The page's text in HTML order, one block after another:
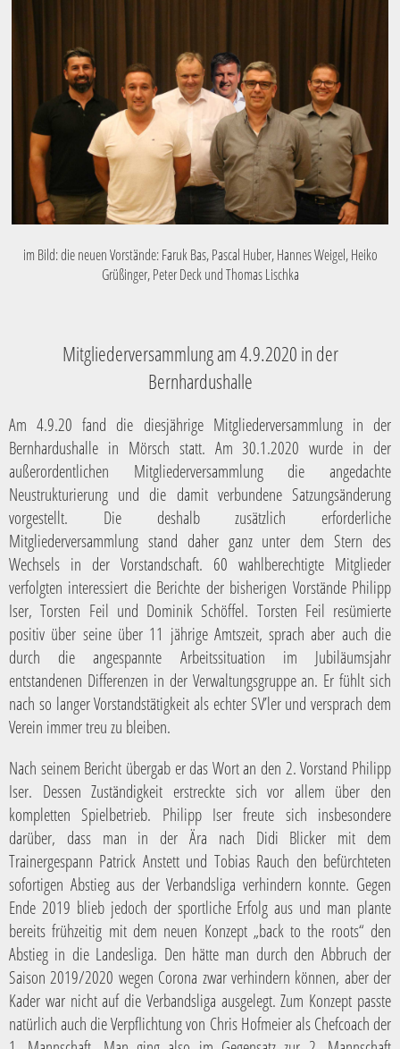
im Bild: die neuen Vorstände: Faruk Bas, Pascal Huber, Hannes Weigel, Heiko
Grüßinger, Peter Deck und Thomas Lischka
Mitgliederversammlung am 4.9.2020 in der
Bernhardushalle
Am 4.9.20 fand die diesjährige Mitgliederversammlung in der
Bernhardushalle in Mörsch statt. Am 30.1.2020 wurde in der
außerordentlichen Mitgliederversammlung die angedachte
Neustrukturierung und die damit verbundene Satzungsänderung
vorgestellt. Die deshalb zusätzlich erforderliche
Mitgliederversammlung stand daher ganz unter dem Stern des
Wechsels in der Vorstandschaft. 60 wahlberechtigte Mitglieder
verfolgten interessiert die Berichte der bisherigen Vorstände Philipp
Iser, Torsten Feil und Dominik Schöffel. Torsten Feil resümierte
positiv über seine über 11 jährige Amtszeit, sprach aber auch die
durch die angespannte Arbeitssituation im Jubiläumsjahr
entstandenen Differenzen in der Verwaltungsgruppe an. Er fühlt sich
nach so langer Vorstandstätigkeit als echter SV’ler und versprach dem
Verein immer treu zu bleiben.
Nach seinem Bericht übergab er das Wort an den 2. Vorstand Philipp
Iser. Dessen Zuständigkeit erstreckte sich vor allem über den
kompletten Spielbetrieb. Philipp Iser freute sich insbesondere
darüber, dass man in der Ära nach Didi Blicker mit dem
Trainergespann Patrick Anstett und Tobias Rauch den befürchteten
sofortigen Abstieg aus der Verbandsliga verhindern konnte. Gegen
Ende 2019 blieb jedoch der sportliche Erfolg aus und man plante
bereits frühzeitig mit dem neuen Konzept „back to the roots“ den
Abstieg in die Landesliga. Den hätte man durch den Abbruch der
Saison 2019/2020 wegen Corona zwar verhindern können, aber der
Kader war nicht auf die Verbandsliga ausgelegt. Zum Konzept passte
natürlich auch die Verpflichtung von Chris Hofmeier als Chefcoach der